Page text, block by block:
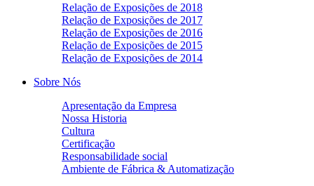
Relação de Exposições de 2018
Relação de Exposições de 2017
Relação de Exposições de 2016
Relação de Exposições de 2015
Relação de Exposições de 2014
Sobre Nós
Apresentação da Empresa
Nossa Historia
Cultura
Certificação
Responsabilidade social
Ambiente de Fábrica & Automatização